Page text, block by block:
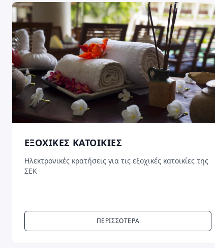
ΕΞΟΧΙΚΕΣ ΚΑΤΟΙΚΙΕΣ
Ηλεκτρονικές κρατήσεις για τις εξοχικές κατοικίες της
ΣΕΚ
ΠΕΡΙΣΣΟΤΕΡΑ